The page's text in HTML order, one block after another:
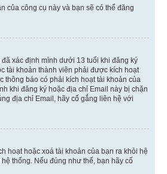
của công cụ này và bạn sẽ có thể đăng
xác định mình dưới 13 tuổi khi đăng ký
tài khoản thành viên phải được kích hoạt
báo có phải kích hoạt tài khoản của
khi đăng ký hoặc địa chỉ Email này bị chặn
địa chỉ Email, hãy cố gắng liên hệ với
hoạt hoặc xoá tài khoản của bạn ra khỏi hệ
thống. Nếu đúng như thế, bạn hãy cố